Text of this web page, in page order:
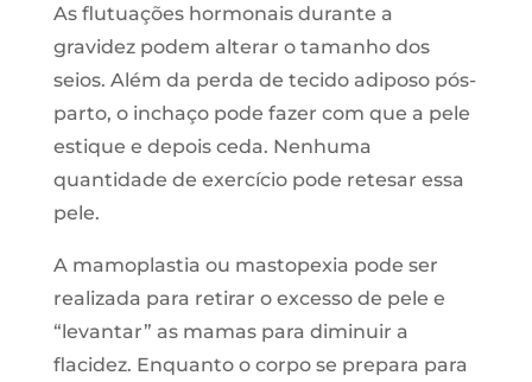
As flutuações hormonais durante a
gravidez podem alterar o tamanho dos
seios. Além da perda de tecido adiposo pós-
parto, o inchaço pode fazer com que a pele
estique e depois ceda. Nenhuma
quantidade de exercício pode retesar essa
pele.
A mamoplastia ou mastopexia pode ser
realizada para retirar o excesso de pele e
“levantar” as mamas para diminuir a
flacidez. Enquanto o corpo se prepara para